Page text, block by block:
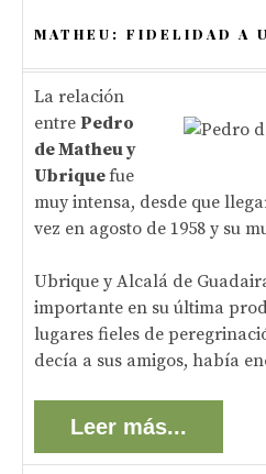
MATHEU: FIDELIDAD A
La relación
entre Pedro
de Matheu y
Ubriquefue
muy intensa, desde que
vez en agosto de 1958 y su
Ubrique y Alcalá de
importante en su última
lugares fieles de
decía a sus amigos, había
Leer más...